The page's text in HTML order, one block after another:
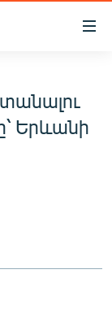
Երևանի